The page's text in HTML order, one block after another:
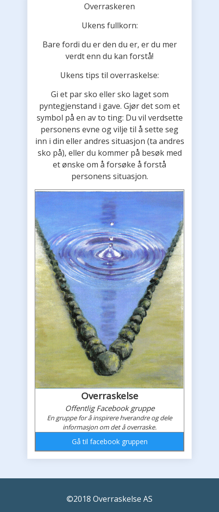
Overraskeren
Ukens fullkorn:
Bare fordi du er den du er, er du mer
verdt enn du kan forstå!
Ukens tips til overraskelse:
Gi et par sko eller sko laget som
pyntegjenstand i gave. Gjør det som et
symbol på en av to ting: Du vil verdsette
personens evne og vilje til å sette seg
inn i din eller andres situasjon (ta andres
sko på), eller du kommer på besøk med
et ønske om å forsøke å forstå
personens situasjon.
Overraskelse
Offentlig Facebook gruppe
En gruppe for å inspirere hverandre og dele
informasjon om det å overraske.
Gå til facebook gruppen
©2018 Overraskelse AS